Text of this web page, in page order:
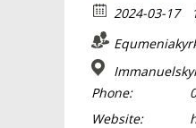
2024-03-17
Phone:
Website: